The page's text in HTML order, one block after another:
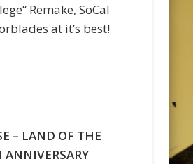
Remake, SoCal
at it’s best!
– LAND OF THE
ANNIVERSARY